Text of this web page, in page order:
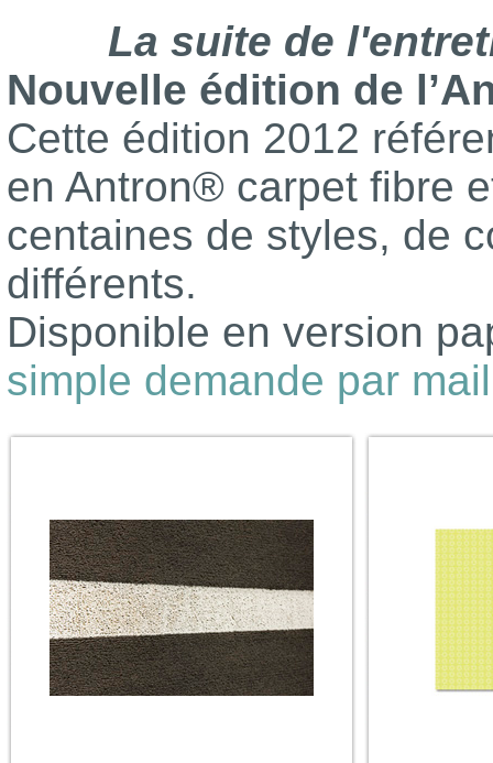
La suite de
Nouvelle édition de
Cette édition 2012
en Antron® carpet fibre
centaines de styles, de
différents.
Disponible en version
simple demande par mail